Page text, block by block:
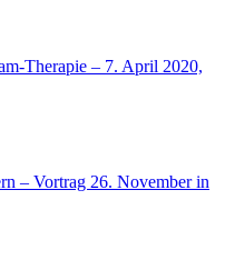
Therapie – 7. April 2020,
– Vortrag 26. November in